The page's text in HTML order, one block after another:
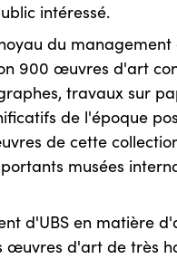
intéressé.
du
900 œuvres d'art
travaux sur
de l'époque
de cette
musées
d'UBS en matière
œuvres d'art de très